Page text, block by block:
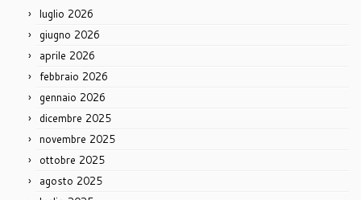
luglio 2026
giugno 2026
aprile 2026
febbraio 2026
gennaio 2026
dicembre 2025
novembre 2025
ottobre 2025
agosto 2025